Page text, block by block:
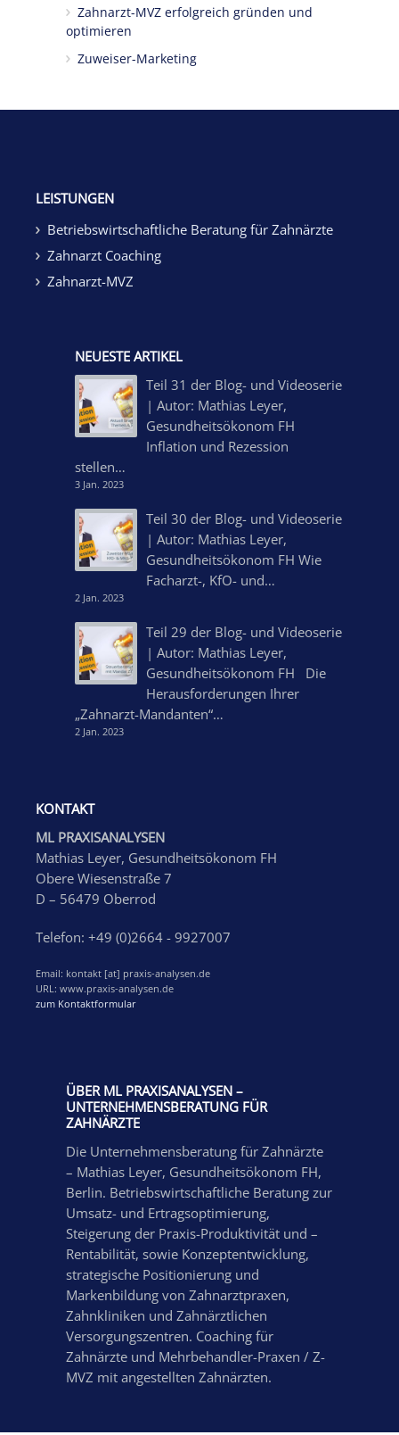
Zahnarzt-MVZ erfolgreich gründen und
optimieren
Zuweiser-Marketing
LEISTUNGEN
Betriebswirtschaftliche Beratung für Zahnärzte
Zahnarzt Coaching
Zahnarzt-MVZ
NEUESTE ARTIKEL
Teil 31 der Blog- und Videoserie
| Autor: Mathias Leyer,
Gesundheitsökonom FH
Inflation und Rezession
stellen…
3 Jan. 2023
Teil 30 der Blog- und Videoserie
| Autor: Mathias Leyer,
Gesundheitsökonom FH Wie
Facharzt-, KfO- und…
2 Jan. 2023
Teil 29 der Blog- und Videoserie
| Autor: Mathias Leyer,
Gesundheitsökonom FH Die
Herausforderungen Ihrer
„Zahnarzt-Mandanten“…
2 Jan. 2023
KONTAKT
ML PRAXISANALYSEN
Mathias Leyer, Gesundheitsökonom FH
Obere Wiesenstraße 7
D – 56479 Oberrod
Telefon: +49 (0)2664 - 9927007
Email: kontakt [at] praxis-analysen.de
URL: www.praxis-analysen.de
zum Kontaktformular
ÜBER ML PRAXISANALYSEN –
UNTERNEHMENSBERATUNG FÜR
ZAHNÄRZTE
Die Unternehmensberatung für Zahnärzte
– Mathias Leyer, Gesundheitsökonom FH,
Berlin. Betriebswirtschaftliche Beratung zur
Umsatz- und Ertragsoptimierung,
Steigerung der Praxis-Produktivität und –
Rentabilität, sowie Konzeptentwicklung,
strategische Positionierung und
Markenbildung von Zahnarztpraxen,
Zahnkliniken und Zahnärztlichen
Versorgungszentren. Coaching für
Zahnärzte und Mehrbehandler-Praxen / Z-
MVZ mit angestellten Zahnärzten.